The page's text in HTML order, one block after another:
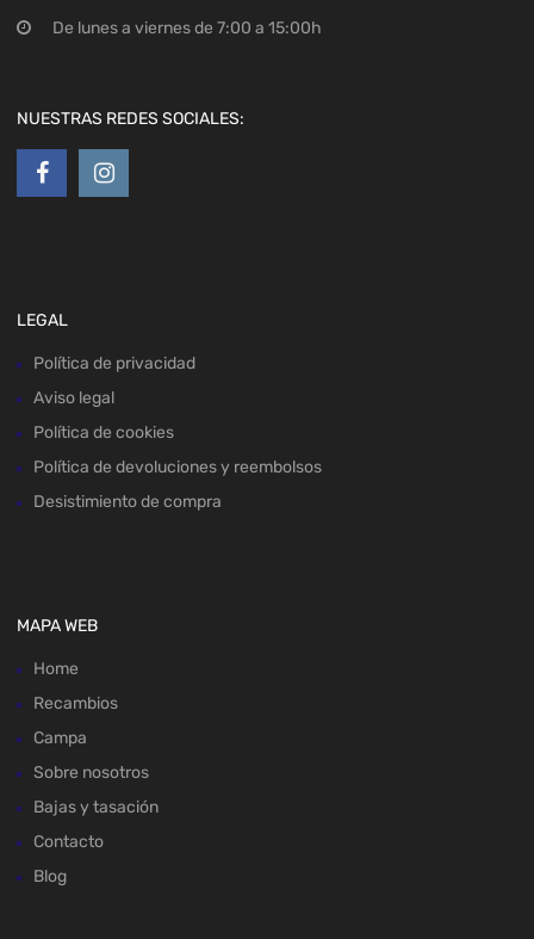
De lunes a viernes de 7:00 a 15:00h
NUESTRAS REDES SOCIALES:
LEGAL
Política de privacidad
Aviso legal
Política de cookies
Política de devoluciones y reembolsos
Desistimiento de compra
MAPA WEB
Home
Recambios
Campa
Sobre nosotros
Bajas y tasación
Contacto
Blog